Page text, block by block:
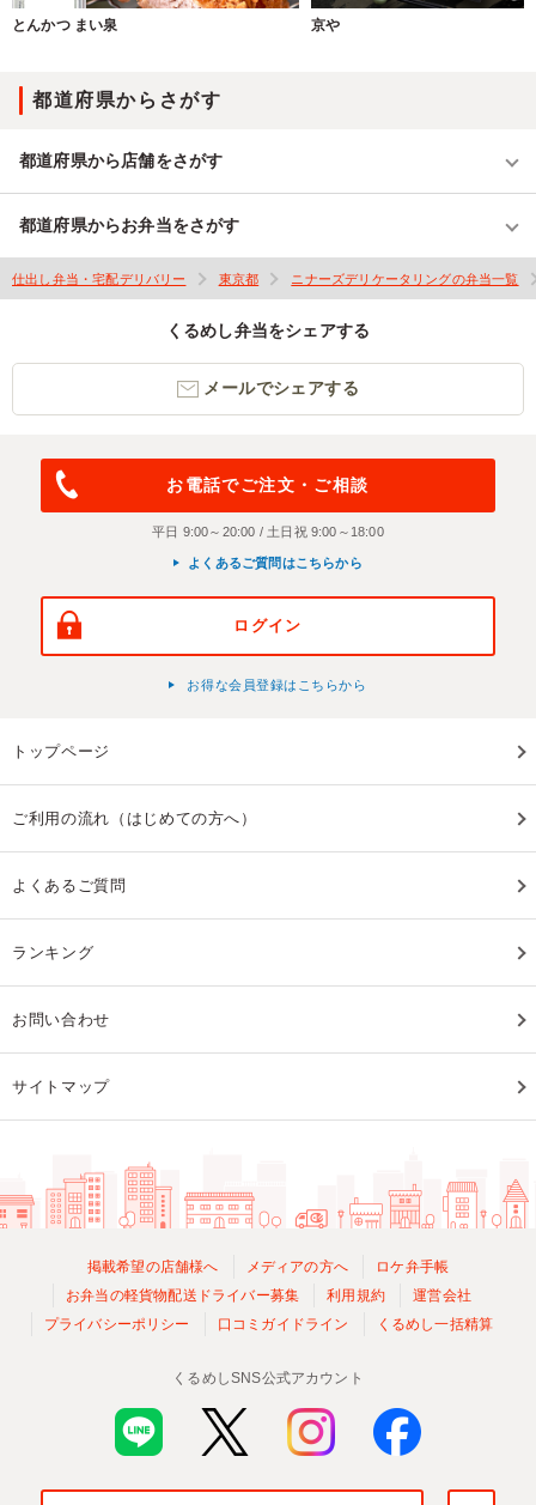
とんかつ まい泉 京や
都道府県からさがす
都道府県から店舗をさがす
都道府県からお弁当をさがす
仕出し弁当・宅配デリバリー 東京都 ニナーズデリケータリングの弁当一覧
くるめし弁当をシェアする
メールでシェアする
お電話でご注文・ご相談
平日 9:00～20:00 / 土日祝 9:00～18:00
よくあるご質問はこちらから
ログイン
お得な会員登録はこちらから
トップページ
ご利用の流れ（はじめての方へ）
よくあるご質問
ランキング
お問い合わせ
サイトマップ
掲載希望の店舗様へ メディアの方へ
ロケ弁手帳
お弁当の軽貨物配送ドライバー募集
利用規約
運営会社
プライバシーポリシー
口コミガイドライン くるめし一括精算
くるめしSNS公式アカウント